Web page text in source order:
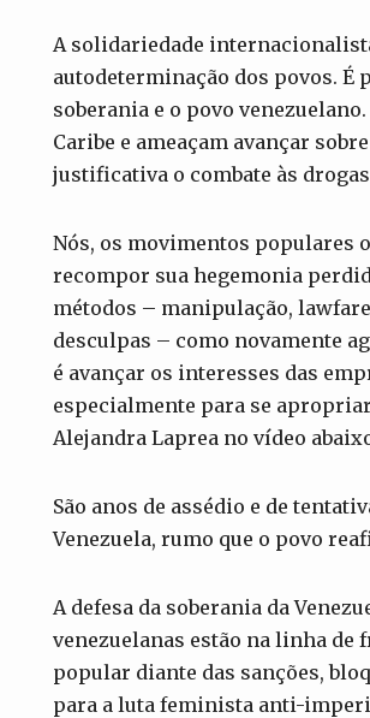
A solidariedade
autodeterminação dos povos.
soberania e o povo
Caribe e ameaçam avançar
justificativa o combate às
Nós, os movimentos populares
recompor sua hegemonia
métodos – manipulação,
desculpas – como novamente
é avançar os interesses das
especialmente para se
Alejandra Laprea no vídeo
São anos de assédio e de
Venezuela, rumo que o povo
A defesa da soberania da
venezuelanas estão na linha de
popular diante das sanções,
para a luta feminista anti-